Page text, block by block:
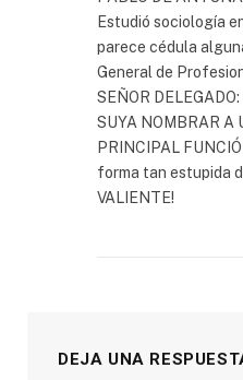
Estudió sociología
parece cédula
General de
SEÑOR
SUYA NOMBRAR A
PRINCIPAL
forma tan estupida
VALIENTE!
DEJA UNA